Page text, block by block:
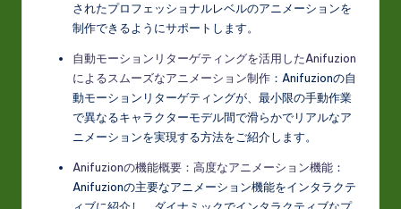
されたプロフェッショナルレベルのアニメーションを
制作できるようにサポートします。
自動モーションリターゲティングを活用したAnifuzion
によるスムーズなアニメーション制作 ：Anifuzionの自
動モーションリターゲティングが、最小限の手動作業
で異なるキャラクターモデル間で滑らかでリアルなア
ニメーションを実現する方法をご紹介します。
Anifuzionの機能概要：高度なアニメーション機能 ：
Anifuzionの主要なアニメーション機能をインタラクテ
ィブに紹介し、ダイナミックでインタラクティブなプ